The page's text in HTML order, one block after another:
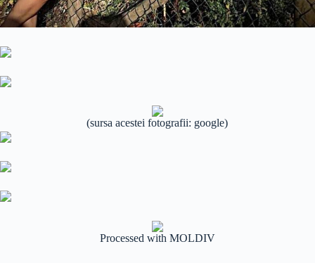
(sursa acestei fotografii: google)
Processed with MOLDIV